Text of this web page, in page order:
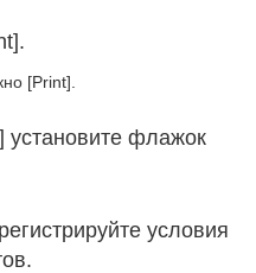
[Print].
установите флажок
условия